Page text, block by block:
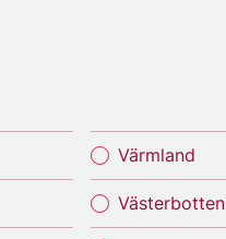
Värmland
Västerbotten